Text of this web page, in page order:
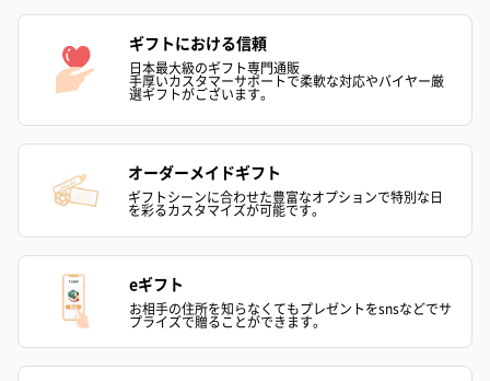
ギフトにおける信頼
日本最大級のギフト専門通販
手厚いカスタマーサポートで柔軟な対応やバイヤー厳
選ギフトがございます。
オーダーメイドギフト
ギフトシーンに合わせた豊富なオプションで特別な日
を彩るカスタマイズが可能です。
eギフト
お相手の住所を知らなくてもプレゼントをsnsなどでサ
プライズで贈ることができます。